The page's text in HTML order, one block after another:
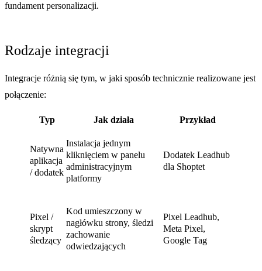
fundament personalizacji.
Rodzaje integracji
Integracje różnią się tym, w jaki sposób technicznie realizowane jest
połączenie:
Typ Jak działa Przykład
Natywna
aplikacja
/ dodatek
Instalacja jednym
kliknięciem w panelu
administracyjnym
platformy
Dodatek Leadhub
dla Shoptet
Pixel /
skrypt
śledzący
Kod umieszczony w
nagłówku strony, śledzi
zachowanie
odwiedzających
Pixel Leadhub,
Meta Pixel,
Google Tag